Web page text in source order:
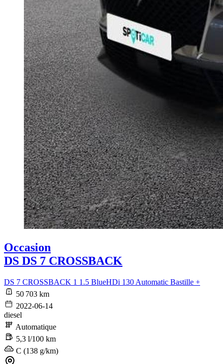
Occasion
DS DS 7 CROSSBACK
DS 7 CROSSBACK 1 1.5 BlueHDi 130 Automatic Bastille +
50 703 km
2022-06-14
diesel
Automatique
5,3 l/100 km
C (138 g/km)